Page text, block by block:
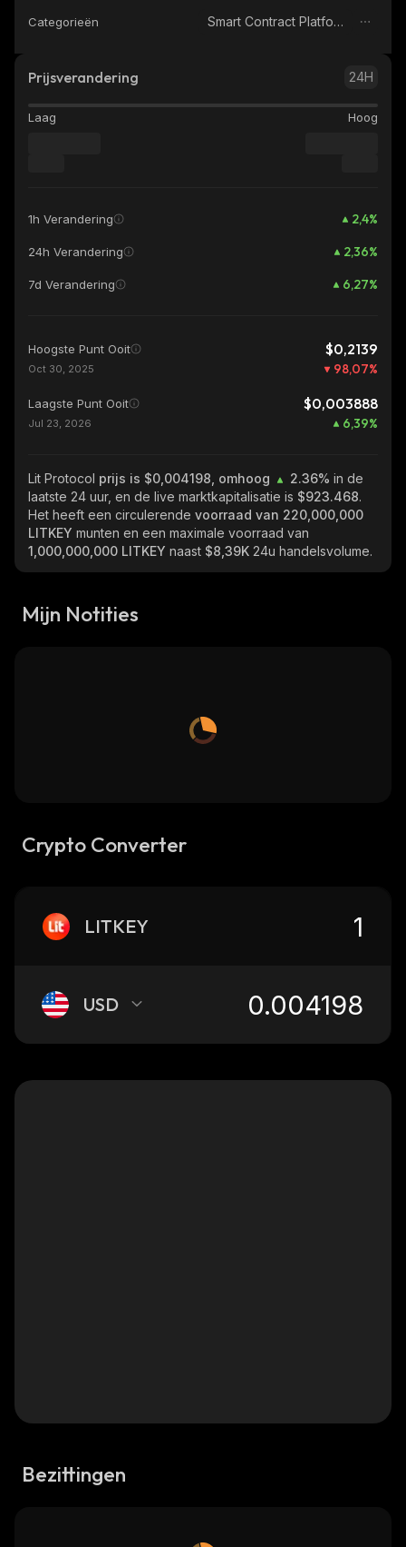
Categorieën Smart Contract Platform
Prijsverandering 24H
Laag Hoog
1h Verandering 2,4%
24h Verandering 2,36%
7d Verandering 6,27%
Hoogste Punt Ooit $0,2139
Oct 30, 2025 98,07%
Laagste Punt Ooit $0,003888
Jul 23, 2026 6,39%
Lit Protocol prijs is $0,004198, omhoog 2.36% in de
laatste 24 uur, en de live marktkapitalisatie is $923.468.
Het heeft een circulerende voorraad van 220,000,000
LITKEY munten en een maximale voorraad van
1,000,000,000 LITKEY naast $8,39K 24u handelsvolume.
Mijn Notities
Crypto Converter
LITKEY
USD
Bezittingen